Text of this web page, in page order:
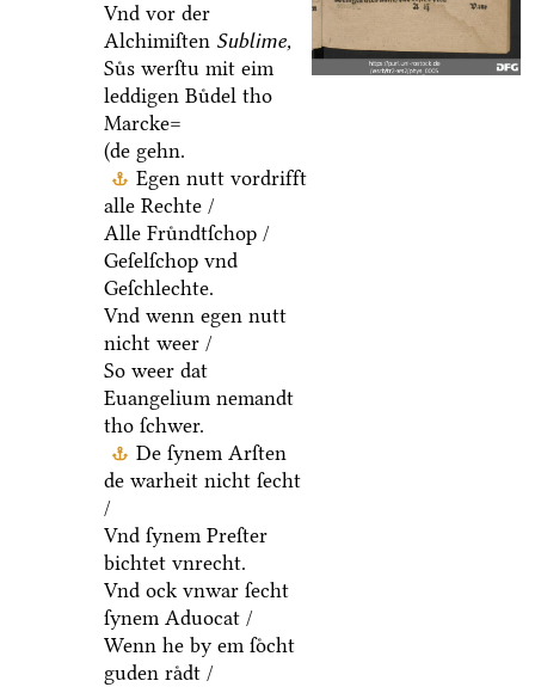
Vnd vor der
Alchimiſten Sublime,
Suͤs werſtu mit eim
leddigen Buͤdel tho
Marcke=
(de gehn.
Egen nutt vordrifft
alle Rechte /
Alle Fruͤndtſchop /
Geſelſchop vnd
Geſchlechte.
Vnd wenn egen nutt
nicht weer /
So weer dat
Euangelium nemandt
tho ſchwer.
De ſynem Arſten
de warheit nicht ſecht
/
Vnd ſynem Preſter
bichtet vnrecht.
Vnd ock vnwar ſecht
ſynem Aduocat /
Wenn he by em ſoͤcht
guden raͤdt /